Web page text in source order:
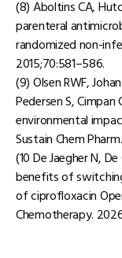
(8) Aboltins CA,
parenteral
randomized non-
2015;70:581–586.
(9) Olsen RWF,
Pedersen S,
environmental
Sustain Chem
(10 De Jaegher N,
benefits of
of ciprofloxacin
Chemotherapy.